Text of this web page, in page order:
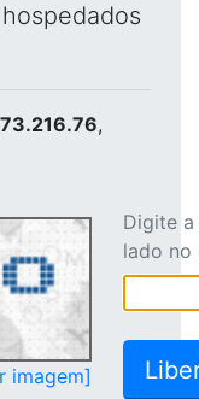
,
imagem]
Digite
lado no